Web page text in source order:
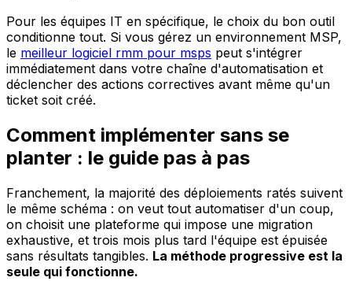
Pour les équipes IT en spécifique, le choix du bon outil
conditionne tout. Si vous gérez un environnement MSP,
le meilleur logiciel rmm pour msps peut s'intégrer
immédiatement dans votre chaîne d'automatisation et
déclencher des actions correctives avant même qu'un
ticket soit créé.
Comment implémenter sans se
planter : le guide pas à pas
Franchement, la majorité des déploiements ratés suivent
le même schéma : on veut tout automatiser d'un coup,
on choisit une plateforme qui impose une migration
exhaustive, et trois mois plus tard l'équipe est épuisée
sans résultats tangibles. La méthode progressive est la
seule qui fonctionne.